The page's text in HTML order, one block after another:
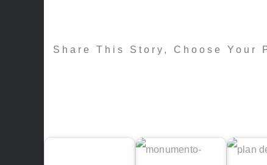
b
ar
Share This Story, Choose Your